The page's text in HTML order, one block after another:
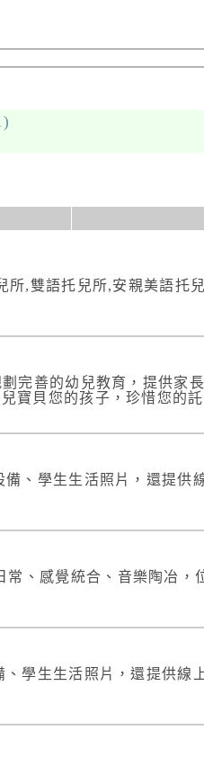
,雙語托兒所,安親美語
完善的幼兒教育，提供家
寶貝您的孩子，珍惜您的
、學生生活照片，還提
、感覺統合、音樂陶冶
學生生活照片，還提供